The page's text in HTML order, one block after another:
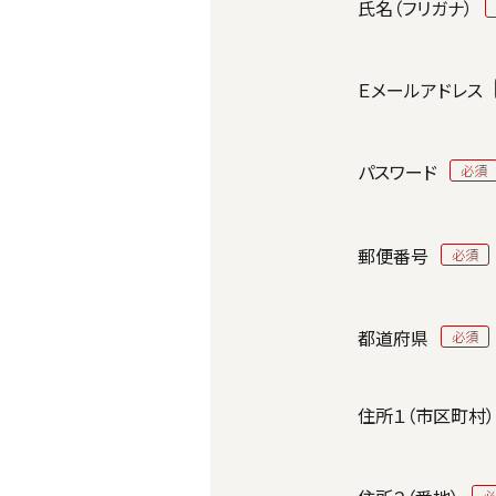
氏名（フリガナ）
Ｅメールアドレス
パスワード
郵便番号
都道府県
住所１（市区町村